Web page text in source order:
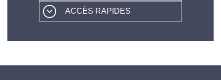
ACCÈS RAPIDES